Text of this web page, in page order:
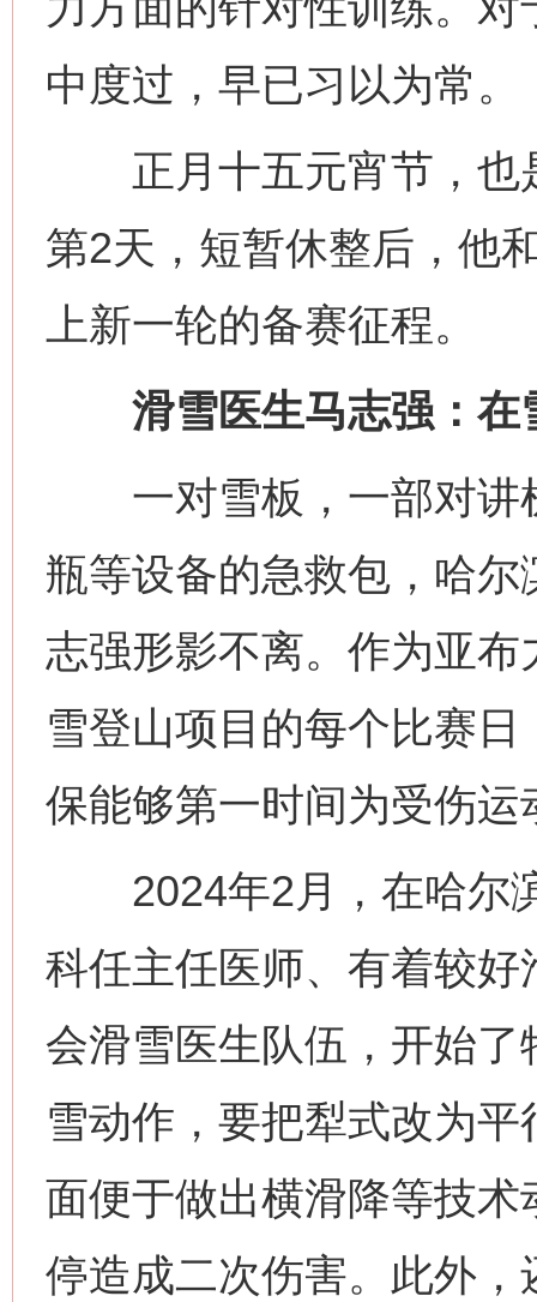
中度过，早已习以为常。
正月十五元宵节，也
第2天，短暂休整后，他
上新一轮的备赛征程。
滑雪医生马志强：在
一对雪板，一部对讲
瓶等设备的急救包，哈
志强形影不离。作为亚
雪登山项目的每个比赛
保能够第一时间为受伤
2024年2月，在哈尔
科任主任医师、有着较
会滑雪医生队伍，开始了
雪动作，要把犁式改为
面便于做出横滑降等技
停造成二次伤害。此外